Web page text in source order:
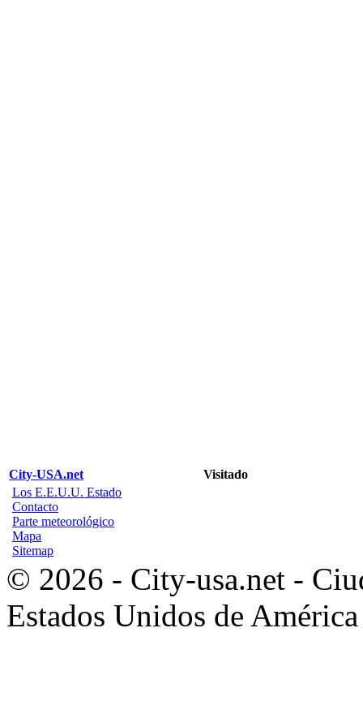
City-USA.net
Visitado
Los E.E.U.U. Estado
Contacto
Parte meteorológico
Mapa
Sitemap
© 2026 - City-usa.net -
Estados Unidos de América